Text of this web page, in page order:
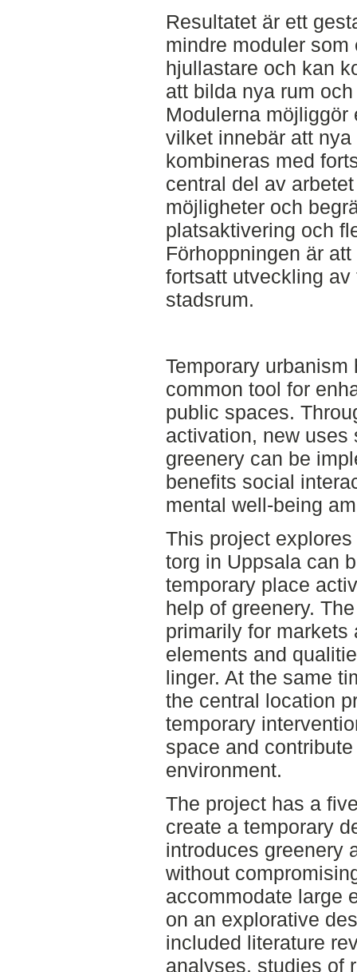
Resultatet är ett
mindre moduler
hjullastare och kan
att bilda nya rum
Modulerna
vilket innebär att
kombineras med
central del av
möjligheter och
platsaktivering och
Förhoppningen är
fortsatt utveckling
stadsrum.
Temporary
common tool for
public spaces.
activation, new uses
greenery can be
benefits social
mental well-being
This project
torg in Uppsala can
temporary place
help of greenery.
primarily for
elements and
linger. At the same
the central location
temporary
space and
environment.
The project has a
create a temporary
introduces greenery
without
accommodate large
on an explorative
included literature
analyses, studies of